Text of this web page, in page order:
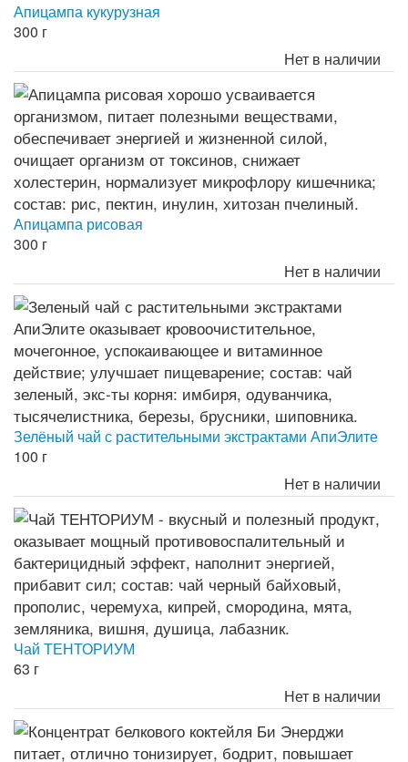
Апицампа кукурузная
300 г
Нет в наличии
Апицампа рисовая
300 г
Нет в наличии
Зелёный чай с растительными экстрактами АпиЭлите
100 г
Нет в наличии
Чай ТЕНТОРИУМ
63 г
Нет в наличии